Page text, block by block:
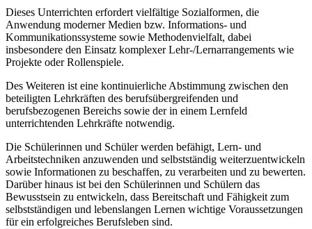
Dieses Unterrichten erfordert vielfältige Sozialformen, die
Anwendung moderner Medien bzw. Informations- und
Kommunikationssysteme sowie Methodenvielfalt, dabei
insbesondere den Einsatz komplexer Lehr-/Lernarrangements wie
Projekte oder Rollenspiele.
Des Weiteren ist eine kontinuierliche Abstimmung zwischen den
beteiligten Lehrkräften des berufsübergreifenden und
berufsbezogenen Bereichs sowie der in einem Lernfeld
unterrichtenden Lehrkräfte notwendig.
Die Schülerinnen und Schüler werden befähigt, Lern- und
Arbeitstechniken anzuwenden und selbstständig weiterzuentwickeln
sowie Informationen zu beschaffen, zu verarbeiten und zu bewerten.
Darüber hinaus ist bei den Schülerinnen und Schülern das
Bewusstsein zu entwickeln, dass Bereitschaft und Fähigkeit zum
selbstständigen und lebenslangen Lernen wichtige Voraussetzungen
für ein erfolgreiches Berufsleben sind.